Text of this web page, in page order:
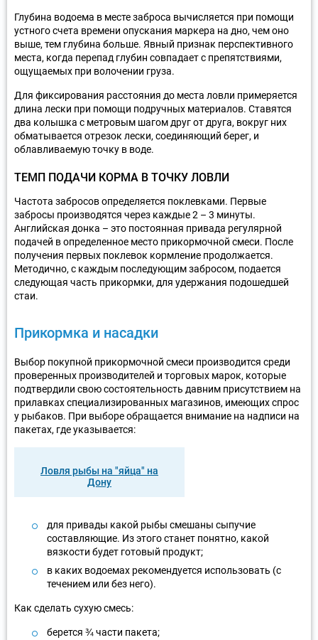
Глубина водоема в месте заброса вычисляется при помощи
устного счета времени опускания маркера на дно, чем оно
выше, тем глубина больше. Явный признак перспективного
места, когда перепад глубин совпадает с препятствиями,
ощущаемых при волочении груза.
Для фиксирования расстояния до места ловли примеряется
длина лески при помощи подручных материалов. Ставятся
два колышка с метровым шагом друг от друга, вокруг них
обматывается отрезок лески, соединяющий берег, и
облавливаемую точку в воде.
ТЕМП ПОДАЧИ КОРМА В ТОЧКУ ЛОВЛИ
Частота забросов определяется поклевками. Первые
забросы производятся через каждые 2 – 3 минуты.
Английская донка – это постоянная привада регулярной
подачей в определенное место прикормочной смеси. После
получения первых поклевок кормление продолжается.
Методично, с каждым последующим забросом, подается
следующая часть прикормки, для удержания подошедшей
стаи.
Прикормка и насадки
Выбор покупной прикормочной смеси производится среди
проверенных производителей и торговых марок, которые
подтвердили свою состоятельность давним присутствием на
прилавках специализированных магазинов, имеющих спрос
у рыбаков. При выборе обращается внимание на надписи на
пакетах, где указывается:
Ловля рыбы на "яйца" на
Дону
для привады какой рыбы смешаны сыпучие
составляющие. Из этого станет понятно, какой
вязкости будет готовый продукт;
в каких водоемах рекомендуется использовать (с
течением или без него).
Как сделать сухую смесь:
берется ¾ части пакета;